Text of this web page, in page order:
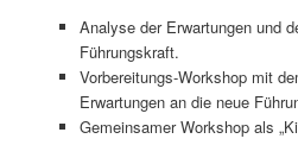
Analyse der Erwartungen und
Führungskraft.
Vorbereitungs-Workshop mit
Erwartungen an die neue
Gemeinsamer Workshop als